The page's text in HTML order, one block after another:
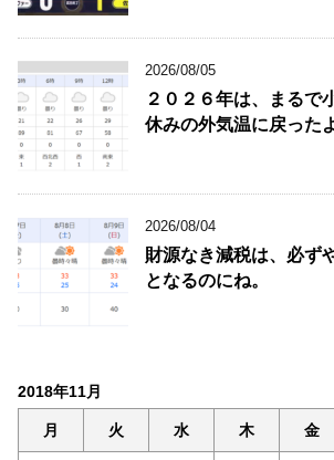
2026/08/05
２０２６年は、まるで
休みの外気温に戻った
2026/08/04
財源なき減税は、必ず
となるのにね。
2018年11月
月 火 水 木 金